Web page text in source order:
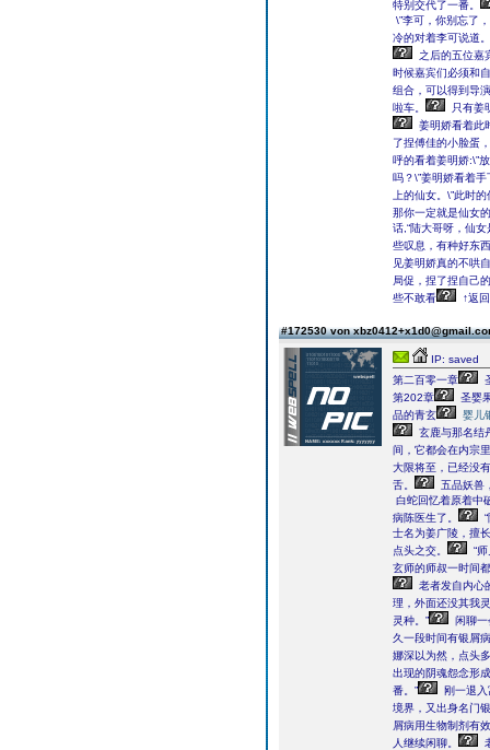
特别交代了一番。
\”李可，你别忘了
冷的对着李可说道。
之后的五位嘉
时候嘉宾们必须和
组合，可以得到导
啦车。
只有姜
姜明娇看着此
了捏傅佳的小脸蛋
呼的看着姜明娇:\”
吗？\”姜明娇看着
上的仙女。\”此时
那你一定就是仙女
话,“陆大哥呀，仙
些叹息，有种好东
见姜明娇真的不哄
局促，捏了捏自己
些不敢看
↑返
#172530 von
IP: saved
第二百零一章
第202章
圣婴
品的青玄
婴儿
玄鹿与那名结
间，它都会在内宗
大限将至，已经没
舌。
五品妖兽
白蛇回忆着原着中
病陈医生了。
士名为姜广陵，擅
点头之交。
“
玄师的师叔一时间
老者发自内心
理，外面还没其我
灵种。”
闲聊一
久一段时间有银屑
娜深以为然，点头
出现的阴魂怨念形
番。”
刚一退
境界，又出身名门
屑病用生物制剂有
人继续闲聊。